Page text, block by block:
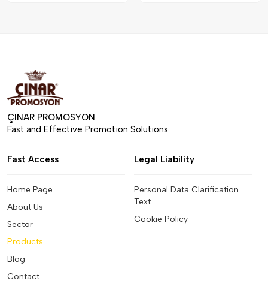
ÇINAR PROMOSYON
Fast and Effective Promotion Solutions
Fast Access
Home Page
About Us
Sector
Products
Blog
Contact
Legal Liability
Personal Data Clarification
Text
Cookie Policy